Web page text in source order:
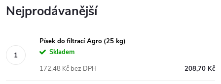
Nejprodávanější
Písek do filtrací Agro (25 kg)
Skladem
208,70 Kč
172,48 Kč bez DPH